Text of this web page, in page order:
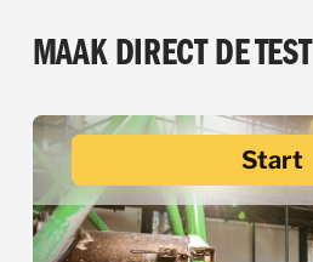
MAAK DIRECT DE TEST